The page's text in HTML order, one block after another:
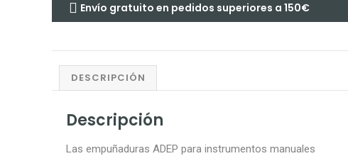
Envío gratuito en pedidos superiores a 150€
DESCRIPCIÓN
Descripción
Las empuñaduras ADEP para instrumentos manuales